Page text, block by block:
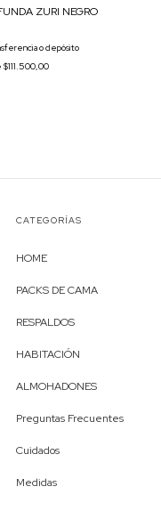
ZURI NEGRO
o depósito
$111.500,00
CATEGORÍAS
HOME
PACKS DE CAMA
RESPALDOS
HABITACIÓN
ALMOHADONES
Preguntas Frecuentes
Cuidados
Medidas